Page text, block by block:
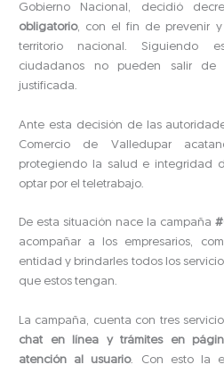
Gobierno Nacional, decidió
obligatorio, con el fin de prevenir y
territorio nacional. Siguiendo
ciudadanos no pueden salir de
justificada.
Ante esta decisión de las
Comercio de Valledupar
protegiendo la salud e integridad
optar por el teletrabajo.
De esta situación nace la campaña
acompañar a los empresarios,
entidad y brindarles todos los
que estos tengan.
La campaña, cuenta con tres
chat en línea y trámites en
atención al usuario. Con esto la